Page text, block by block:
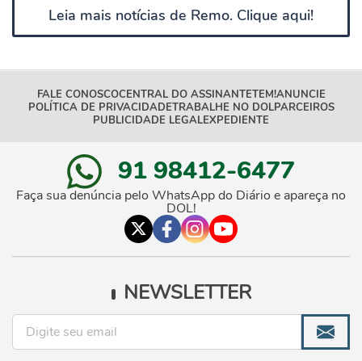
Leia mais notícias de Remo. Clique aqui!
FALE CONOSCOCENTRAL DO ASSINANTETEM!ANUNCIE
POLÍTICA DE PRIVACIDADETRABALHE NO DOLPARCEIROS
PUBLICIDADE LEGALEXPEDIENTE
91 98412-6477
Faça sua denúncia pelo WhatsApp do Diário e apareça no
DOL!
NEWSLETTER